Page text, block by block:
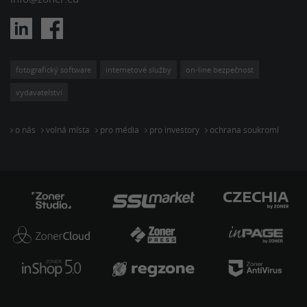
fotografický software internetové služby on-line bezpečnost
vydavatelství
o nás volná místa pro média pro investory ochrana soukromí